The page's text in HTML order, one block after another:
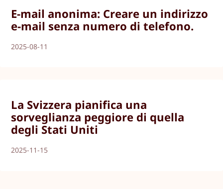
E-mail anonima: Creare un indirizzo
e-mail senza numero di telefono.
2025-08-11
La Svizzera pianifica una
sorveglianza peggiore di quella
degli Stati Uniti
2025-11-15